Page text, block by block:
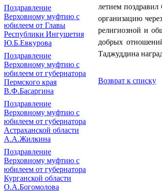
Поздравление
Верховному муфтию с
юбилеем от Главы
Республики Ингушетия
Ю.Б.Евкурова
Поздравление
Верховному муфтию с
юбилеем от губернатора
Пермского края
В.Ф.Басаргина
Поздравление
Верховному муфтию с
юбилеем от губернатора
Астраханской области
А.А.Жилкина
Поздравление
Верховному муфтию с
юбилеем от губернатора
Курганской области
О.А.Богомолова
летием
организацию
религиозной и
добрых
Таджуддина
Возврат к списку